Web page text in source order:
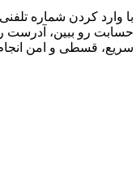
با وارد کردن شماره
حسابت رو ببین، آدرست
سریع، قسطی و امن